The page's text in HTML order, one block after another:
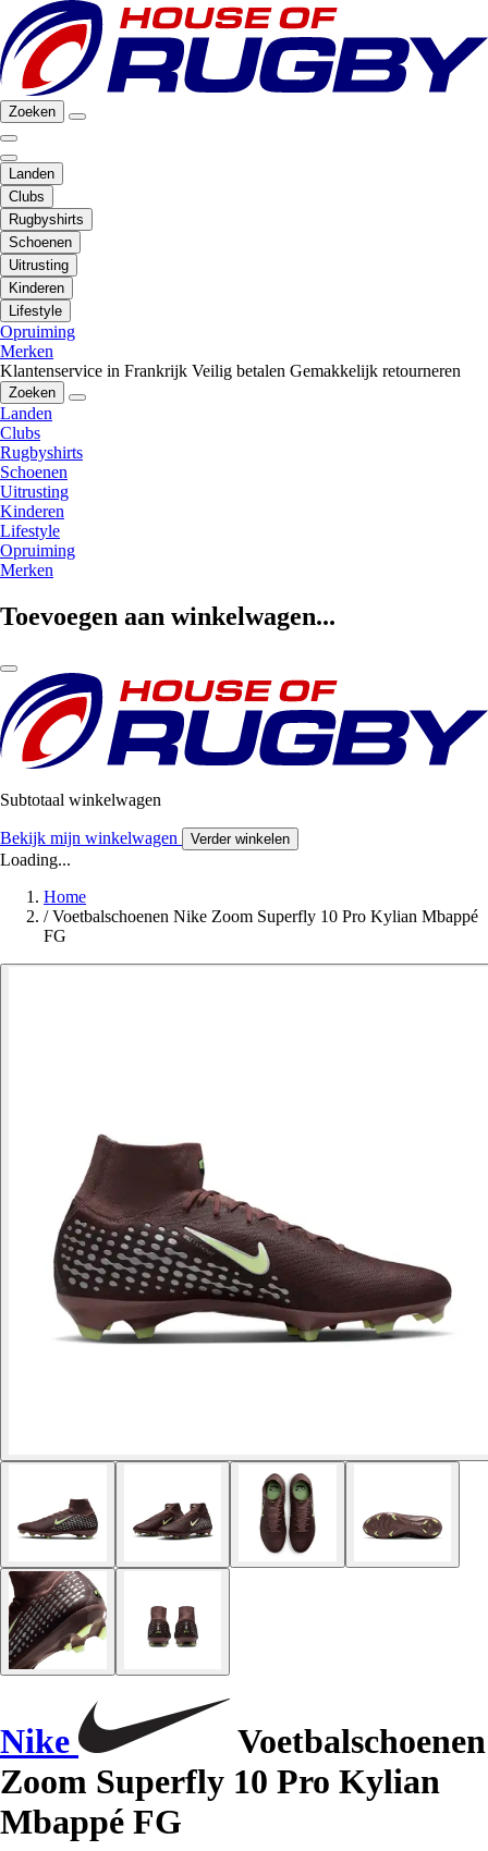
Zoeken
Landen
Clubs
Rugbyshirts
Schoenen
Uitrusting
Kinderen
Lifestyle
Opruiming
Merken
Klantenservice in Frankrijk Veilig betalen Gemakkelijk retourneren
Zoeken
Landen
Clubs
Rugbyshirts
Schoenen
Uitrusting
Kinderen
Lifestyle
Opruiming
Merken
Toevoegen aan winkelwagen...
Subtotaal winkelwagen
Bekijk mijn winkelwagen Verder winkelen
Loading...
Home
/ Voetbalschoenen Nike Zoom Superfly 10 Pro Kylian Mbappé
FG
Nike
Voetbalschoenen
Zoom Superfly 10 Pro Kylian
Mbappé FG